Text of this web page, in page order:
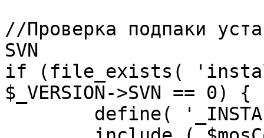
//Проверка подпаки
SVN
if (file_exists(
$_VERSION->SVN == 0) {